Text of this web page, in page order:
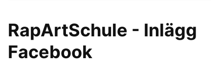
RapArtSchule - Inlägg
Facebook